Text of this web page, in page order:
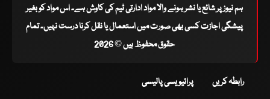
ہم نیوز پر شائع یا نشر ہونے والا مواد ادارتی ٹیم کی کاوش ہے۔ اس مواد کو بغیر
پیشگی اجازت کسی بھی صورت میں استعمال یا نقل کرنا درست نہیں۔ تمام
حقوق محفوظ ہیں © 2026
رابطہ کریں پرائیویسی پالیسی